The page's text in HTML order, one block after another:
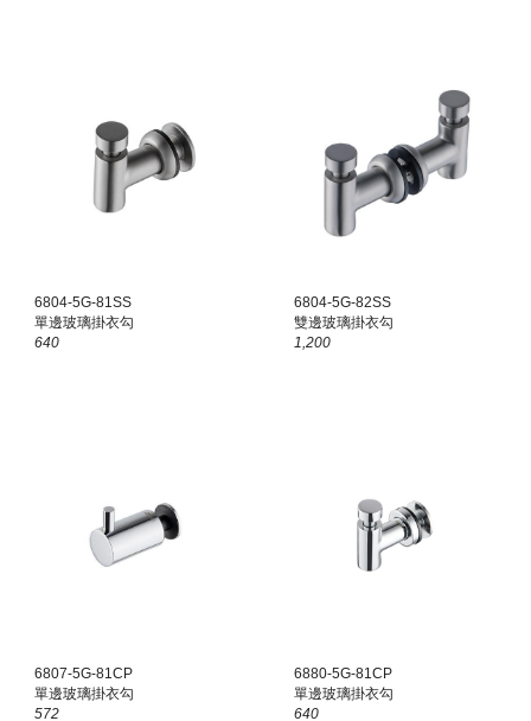
6804-5G-81SS
單邊玻璃掛衣勾
640
6804-5G-82SS
雙邊玻璃掛衣勾
1,200
6807-5G-81CP
單邊玻璃掛衣勾
572
6880-5G-81CP
單邊玻璃掛衣勾
640